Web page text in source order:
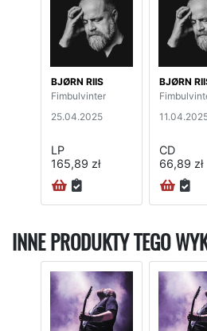
BJØRN RIIS
Fimbulvinter
25.04.2025
LP
165,89 zł
BJØRN
CD
66,89 zł
INNE PRODUKTY TEGO